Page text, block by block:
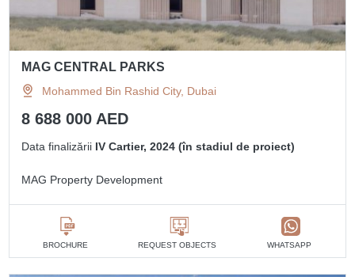
MAG CENTRAL PARKS
Mohammed Bin Rashid City, Dubai
8 688 000 AED
Data finalizării IV Cartier, 2024 (în stadiul de proiect)
MAG Property Development
BROCHURE REQUEST OBJECTS WHATSAPP